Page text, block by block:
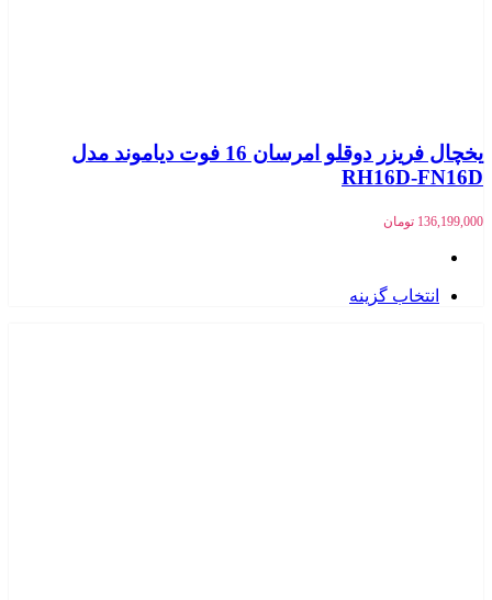
یخچال فریزر دوقلو امرسان 16 فوت دیاموند مدل
RH16D-FN16D
136,199,000 تومان
انتخاب گزینه